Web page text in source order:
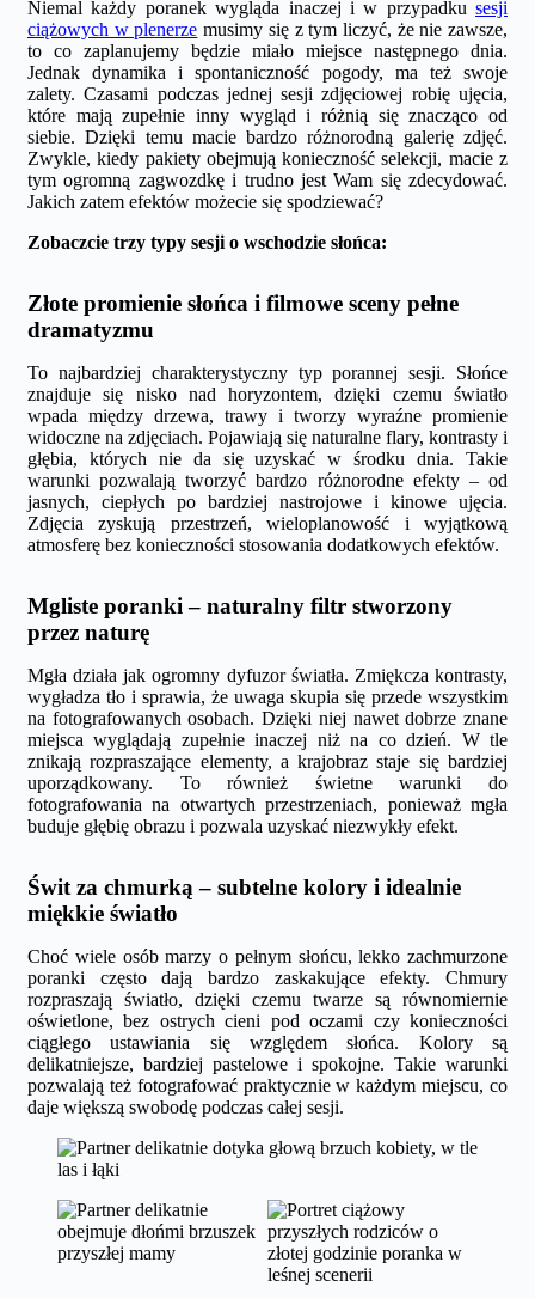
Niemal każdy poranek wygląda inaczej i w przypadku sesji
ciążowych w plenerze musimy się z tym liczyć, że nie zawsze,
to co zaplanujemy będzie miało miejsce następnego dnia.
Jednak dynamika i spontaniczność pogody, ma też swoje
zalety. Czasami podczas jednej sesji zdjęciowej robię ujęcia,
które mają zupełnie inny wygląd i różnią się znacząco od
siebie. Dzięki temu macie bardzo różnorodną galerię zdjęć.
Zwykle, kiedy pakiety obejmują konieczność selekcji, macie z
tym ogromną zagwozdkę i trudno jest Wam się zdecydować.
Jakich zatem efektów możecie się spodziewać?
Zobaczcie trzy typy sesji o wschodzie słońca:
Złote promienie słońca i filmowe sceny pełne
dramatyzmu
To najbardziej charakterystyczny typ porannej sesji. Słońce
znajduje się nisko nad horyzontem, dzięki czemu światło
wpada między drzewa, trawy i tworzy wyraźne promienie
widoczne na zdjęciach. Pojawiają się naturalne flary, kontrasty i
głębia, których nie da się uzyskać w środku dnia. Takie
warunki pozwalają tworzyć bardzo różnorodne efekty – od
jasnych, ciepłych po bardziej nastrojowe i kinowe ujęcia.
Zdjęcia zyskują przestrzeń, wieloplanowość i wyjątkową
atmosferę bez konieczności stosowania dodatkowych efektów.
Mgliste poranki – naturalny filtr stworzony
przez naturę
Mgła działa jak ogromny dyfuzor światła. Zmiękcza kontrasty,
wygładza tło i sprawia, że uwaga skupia się przede wszystkim
na fotografowanych osobach. Dzięki niej nawet dobrze znane
miejsca wyglądają zupełnie inaczej niż na co dzień. W tle
znikają rozpraszające elementy, a krajobraz staje się bardziej
uporządkowany. To również świetne warunki do
fotografowania na otwartych przestrzeniach, ponieważ mgła
buduje głębię obrazu i pozwala uzyskać niezwykły efekt.
Świt za chmurką – subtelne kolory i idealnie
miękkie światło
Choć wiele osób marzy o pełnym słońcu, lekko zachmurzone
poranki często dają bardzo zaskakujące efekty. Chmury
rozpraszają światło, dzięki czemu twarze są równomiernie
oświetlone, bez ostrych cieni pod oczami czy konieczności
ciągłego ustawiania się względem słońca. Kolory są
delikatniejsze, bardziej pastelowe i spokojne. Takie warunki
pozwalają też fotografować praktycznie w każdym miejscu, co
daje większą swobodę podczas całej sesji.